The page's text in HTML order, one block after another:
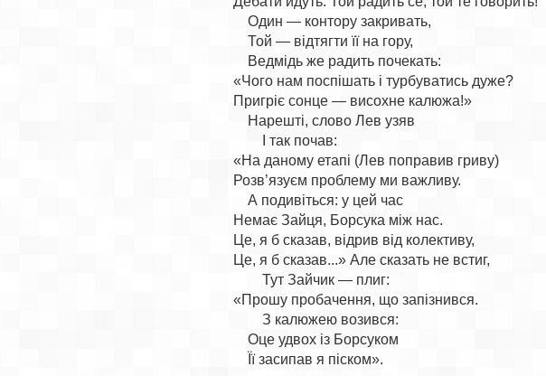
    Один — контору закривать,
    Той — відтягти її на гору,
    Ведмідь же радить почекать:
«Чого нам поспішать і турбуватись дуже?
Пригріє сонце — висохне калюжа!»
    Нарешті, слово Лев узяв
        І так почав:
«На даному етапі (Лев поправив гриву)
Розв’язуєм проблему ми важливу.
    А подивіться: у цей час
Немає Зайця, Борсука між нас.
Це, я б сказав, відрив від колективу,
Це, я б сказав...» Але сказать не встиг,
        Тут Зайчик — плиг:
«Прошу пробачення, що запізнився.
        З калюжею возився:
    Оце удвох із Борсуком
    Її засипав я піском».